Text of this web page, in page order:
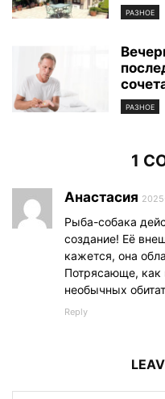
РАЗНОЕ
РАЗНОЕ
1
Анастасия
Рыба-собака
создание! Её
кажется, она
Потрясающе, как
необычных
Reply